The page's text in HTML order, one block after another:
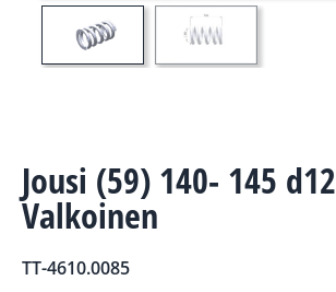
Jousi (59) 140- 145 d12
Valkoinen
TT-4610.0085